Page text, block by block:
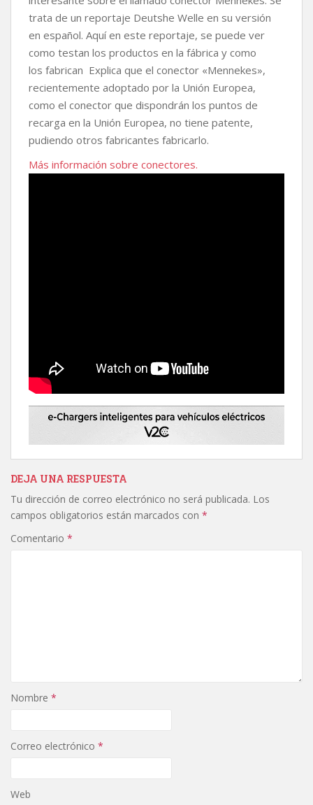
b
o
o
k
t
e
r
s
A
p
p
L
i
n
k
a
r
t
i
r
trata de un reportaje Deutshe Welle en su versión
en español. Aquí en este reportaje, se puede ver
como testan los productos en la fábrica y como
los fabrican Explica que el conector «Mennekes»,
recientemente adoptado por la Unión Europea,
como el conector que dispondrán los puntos de
recarga en la Unión Europea, no tiene patente,
pudiendo otros fabricantes fabricarlo.
Más información sobre conectores.
DEJA UNA RESPUESTA
Tu dirección de correo electrónico no será publicada. Los
campos obligatorios están marcados con *
Comentario *
Nombre *
Correo electrónico *
Web